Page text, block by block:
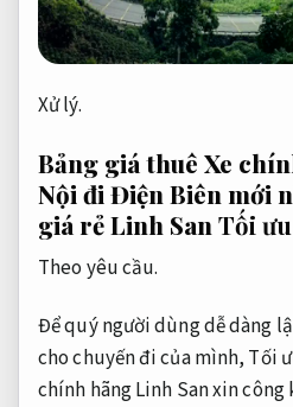
Xử lý.
Bảng giá thuê Xe
Nội đi Điện Biên mới
giá rẻ Linh San Tối
Theo yêu cầu.
Để quý người dùng dễ dàng
cho chuyến đi của mình, Tối
chính hãng Linh San xin